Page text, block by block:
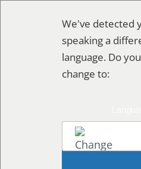
We've detected
speaking a
language. Do
change to: